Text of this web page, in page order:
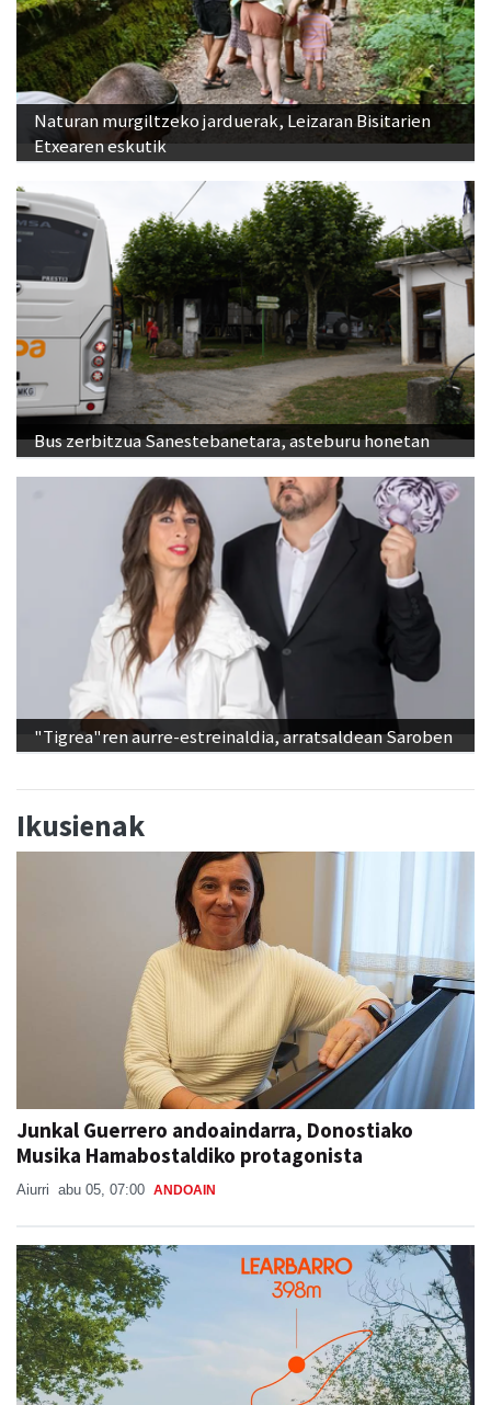
Naturan murgiltzeko jarduerak, Leizaran Bisitarien
Etxearen eskutik
Bus zerbitzua Sanestebanetara, asteburu honetan
"Tigrea"ren aurre-estreinaldia, arratsaldean Saroben
Ikusienak
Junkal Guerrero andoaindarra, Donostiako
Musika Hamabostaldiko protagonista
Aiurri abu 05, 07:00 ANDOAIN